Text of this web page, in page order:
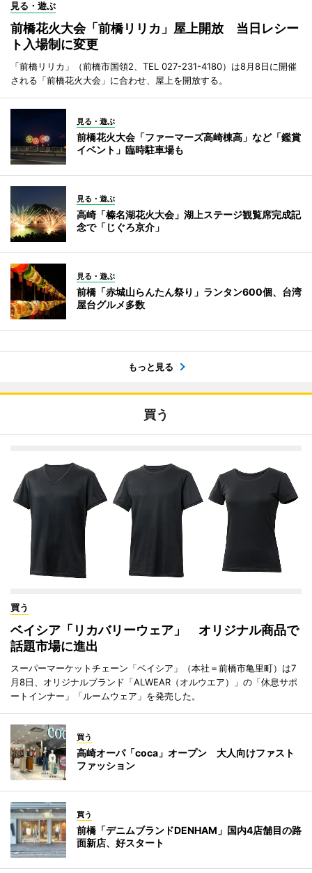
見る・遊ぶ
前橋花火大会「前橋リリカ」屋上開放 当日レシー
ト入場制に変更
「前橋リリカ」（前橋市国領2、TEL 027-231-4180）は8月8日に開催
される「前橋花火大会」に合わせ、屋上を開放する。
見る・遊ぶ
前橋花火大会「ファーマーズ高崎棟高」など「鑑賞
イベント」臨時駐車場も
見る・遊ぶ
高崎「榛名湖花火大会」湖上ステージ観覧席完成記
念で「じぐろ京介」
見る・遊ぶ
前橋「赤城山らんたん祭り」ランタン600個、台湾
屋台グルメ多数
もっと見る
買う
買う
ベイシア「リカバリーウェア」 オリジナル商品で
話題市場に進出
スーパーマーケットチェーン「ベイシア」（本社＝前橋市亀里町）は7
月8日、オリジナルブランド「ALWEAR（オルウエア）」の「休息サポ
ートインナー」「ルームウェア」を発売した。
買う
高崎オーパ「coca」オープン 大人向けファスト
ファッション
買う
前橋「デニムブランドDENHAM」国内4店舗目の路
面新店、好スタート